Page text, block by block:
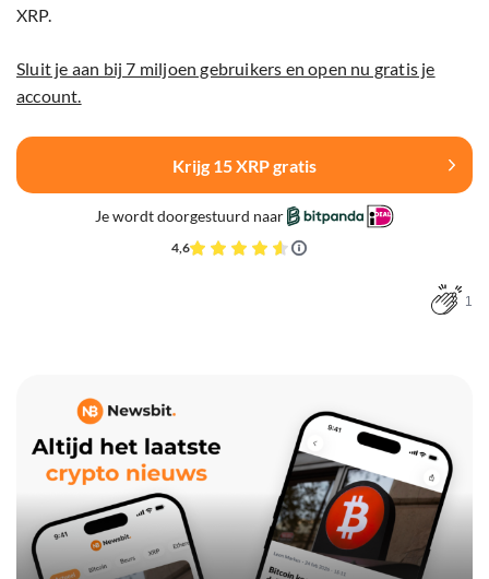
XRP.
Sluit je aan bij 7 miljoen gebruikers en open nu gratis je
account.
Krijg 15 XRP gratis
Je wordt doorgestuurd naar
4,6
1